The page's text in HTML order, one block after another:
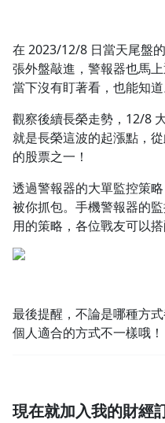
在 2023/12/8 日當天尾盤
張外盤敲進，警報器也馬
當下沒有盯著看，也能知道
觀察後續長榮走勢，12/8
就是長榮這波的起漲點，
的股票之一！
透過警報器的大單監控策
被你抓包。手機警報器的
用的策略，各位戰友可以搭
最後提醒，不論是哪種方
個人適合的方式不一樣哦！
現在就加入我的財經